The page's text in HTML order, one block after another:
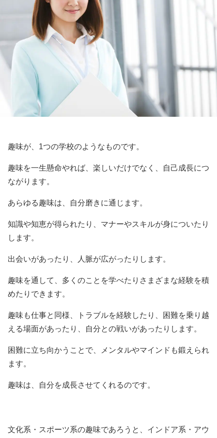
趣味が、1つの学校のようなものです。
趣味を一生懸命やれば、楽しいだけでなく、自己成長につ
ながります。
あらゆる趣味は、自分磨きに通じます。
知識や知恵が得られたり、マナーやスキルが身についたり
します。
出会いがあったり、人脈が広がったりします。
趣味を通して、多くのことを学べたりさまざまな経験を積
めたりできます。
趣味も仕事と同様、トラブルを経験したり、困難を乗り越
える場面があったり、自分との戦いがあったりします。
困難に立ち向かうことで、メンタルやマインドも鍛えられ
ます。
趣味は、自分を成長させてくれるのです。
文化系・スポーツ系の趣味であろうと、インドア系・アウ